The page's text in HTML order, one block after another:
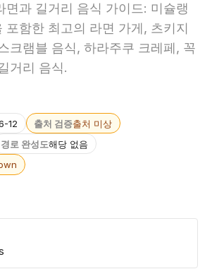
면과 길거리 음식 가이드: 미슐랭
포함한 최고의 라면 가게, 츠키지
크램블 음식, 하라주쿠 크레페, 꼭
거리 음식.
12 출처 검증출처 미상
경로 완성도해당 없음